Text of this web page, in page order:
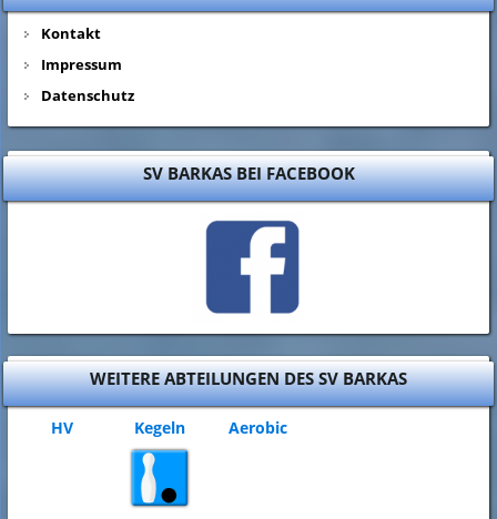
Kontakt
Impressum
Datenschutz
SV BARKAS BEI FACEBOOK
WEITERE ABTEILUNGEN DES SV BARKAS
HV Kegeln Aerobic